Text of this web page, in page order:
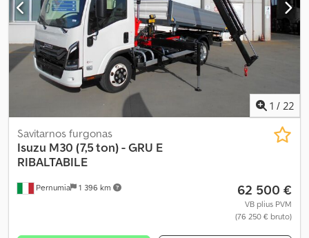
1 / 22
Pernumia 1 396 km
Savitarnos furgonas
Isuzu M30 (7,5 ton) - GRU E
RIBALTABILE
62 500 €
VB plius PVM
(76 250 € bruto)